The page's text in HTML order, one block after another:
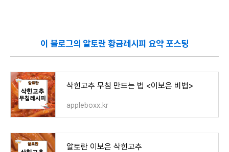
이 블로그의 알토란 황금레시피 요약 포스팅
삭힌고추 무침 만드는 법 <이보은 비법>
appleboxx.kr
알토란 이보은 삭힌고추